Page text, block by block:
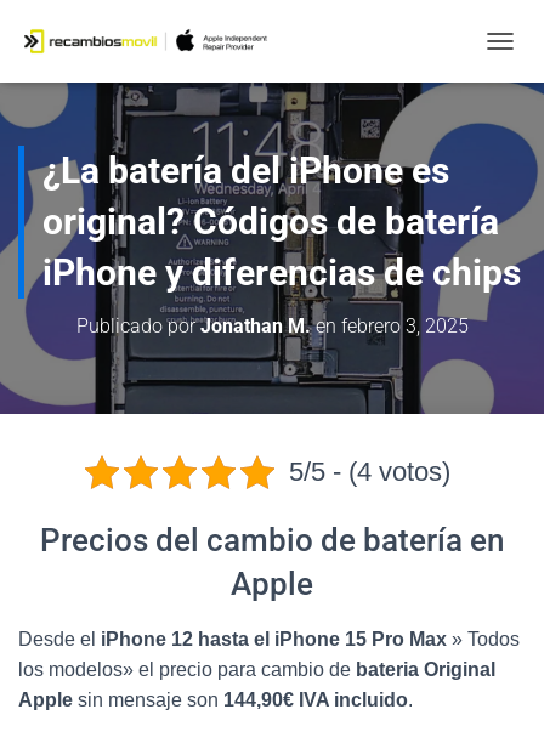
¿La batería del iPhone es
original? Códigos de batería
iPhone y diferencias de chips
Publicado porJonathan M.en febrero 3, 2025
5/5 - (4 votos)
Precios del cambio de batería en
Apple
Desde el iPhone 12 hasta el iPhone 15 Pro Max » Todos
los modelos» el precio para cambio de bateria Original
Apple sin mensaje son 144,90€ IVA incluido.